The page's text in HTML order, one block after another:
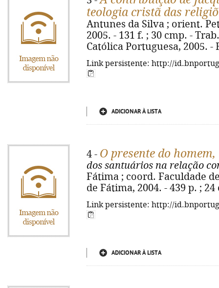
teologia cristã das
Antunes da Silva ; orient.
2005. - 131 f. ; 30 cmp. -
Católica Portuguesa, 2005. -
Link persistente: http://
ADICIONAR À LISTA
4 - O presente do
dos santuários na relação
Fátima ; coord. Faculdade
de Fátima, 2004. - 439 p. ; 24
Link persistente: http://
ADICIONAR À LISTA